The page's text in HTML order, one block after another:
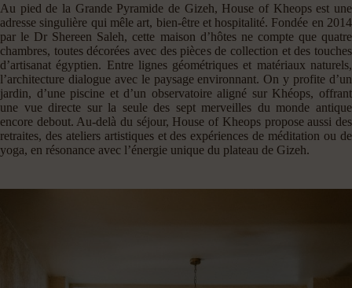
Au pied de la Grande Pyramide de Gizeh, House of Kheops est une
adresse singulière qui mêle art, bien-être et hospitalité. Fondée en 2014
par le Dr Shereen Saleh, cette maison d’hôtes ne compte que quatre
chambres, toutes décorées avec des pièces de collection et des touches
d’artisanat égyptien. Entre lignes géométriques et matériaux naturels,
l’architecture dialogue avec le paysage environnant. On y profite d’un
jardin, d’une piscine et d’un observatoire aligné sur Khéops, offrant
une vue directe sur la seule des sept merveilles du monde antique
encore debout. Au-delà du séjour, House of Kheops propose aussi des
retraites, des ateliers artistiques et des expériences de méditation ou de
yoga, en résonance avec l’énergie unique du plateau de Gizeh.